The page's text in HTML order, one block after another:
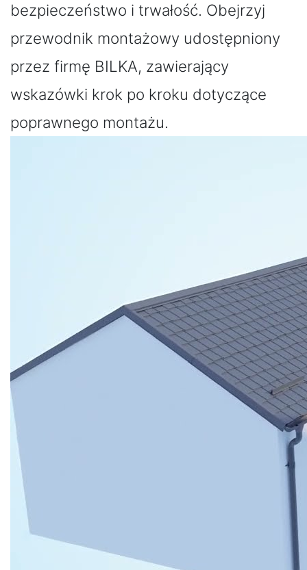
bezpieczeństwo i trwałość. Obejrzyj
przewodnik montażowy udostępniony
przez firmę BILKA, zawierający
wskazówki krok po kroku dotyczące
poprawnego montażu.